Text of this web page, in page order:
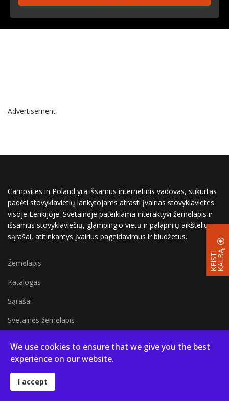
K
E
I
S
T
I
K
A
L
BĄ
Advertisement
SOBIESZEWSKA ISLAND
Campsites in Poland yra išsamus internetinis vadovas, sukurtas
padėti stovyklavietių lankytojams atrasti įvairias stovyklavietes
visoje Lenkijoje. Svetainėje pateikiama interaktyvi žemėlapis ir
išsamūs stovyklaviečių, glamping'o vietų ir palapinių aikštelių
sąrašai, atitinkantys įvairius pageidavimus ir biudžetus.
Žemėlapis
Katalogas
Sąrašai
Svetainės žemėlapis
Tinklaraštis
We use cookies to ensure that we give you the best
experience on our website.
I accept